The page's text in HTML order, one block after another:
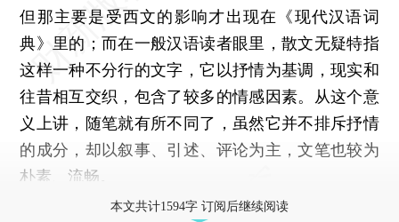
但那主要是受西文的影响才出现在《现代汉语词
典》里的；而在一般汉语读者眼里，散文无疑特指
这样一种不分行的文字，它以抒情为基调，现实和
往昔相互交织，包含了较多的情感因素。从这个意
义上讲，随笔就有所不同了，虽然它并不排斥抒情
的成分，却以叙事、引述、评论为主，文笔也较为
朴素、流畅。
本文共计1594字 订阅后继续阅读